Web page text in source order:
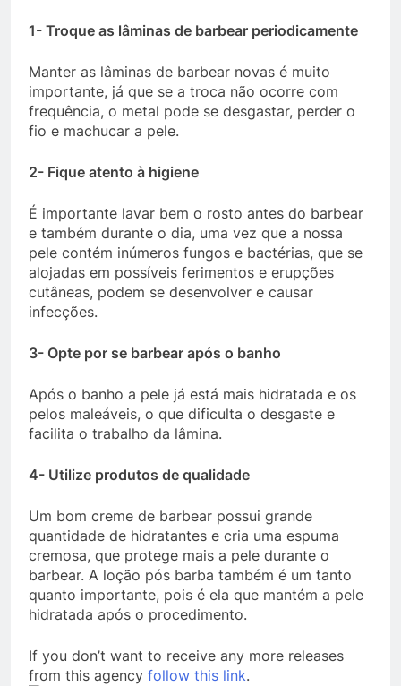
1- Troque as lâminas de barbear periodicamente
Manter as lâminas de barbear novas é muito
importante, já que se a troca não ocorre com
frequência, o metal pode se desgastar, perder o
fio e machucar a pele.
2- Fique atento à higiene
É importante lavar bem o rosto antes do barbear
e também durante o dia, uma vez que a nossa
pele contém inúmeros fungos e bactérias, que se
alojadas em possíveis ferimentos e erupções
cutâneas, podem se desenvolver e causar
infecções.
3- Opte por se barbear após o banho
Após o banho a pele já está mais hidratada e os
pelos maleáveis, o que dificulta o desgaste e
facilita o trabalho da lâmina.
4- Utilize produtos de qualidade
Um bom creme de barbear possui grande
quantidade de hidratantes e cria uma espuma
cremosa, que protege mais a pele durante o
barbear. A loção pós barba também é um tanto
quanto importante, pois é ela que mantém a pele
hidratada após o procedimento.
If you don’t want to receive any more releases
from this agency follow this link.